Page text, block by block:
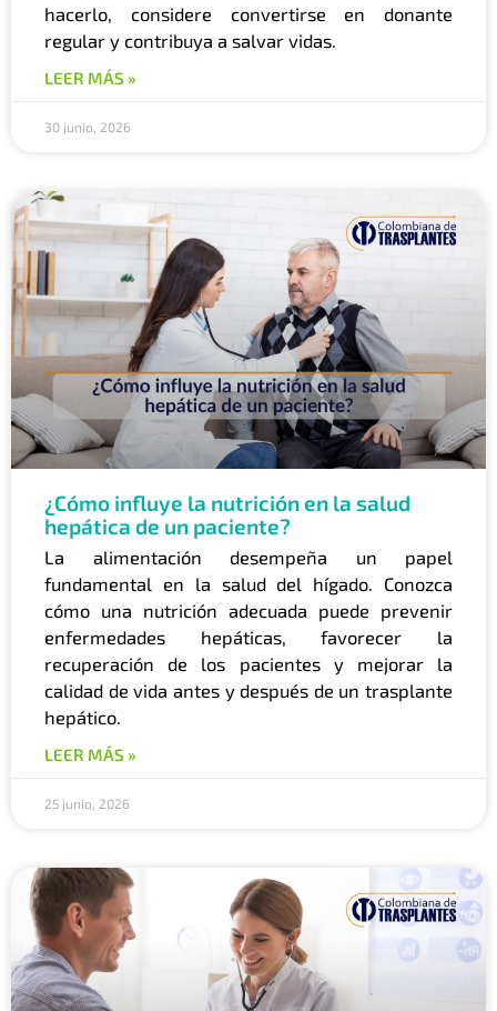
hacerlo, considere convertirse en donante
regular y contribuya a salvar vidas.
LEER MÁS »
30 junio, 2026
¿Cómo influye la nutrición en la salud
hepática de un paciente?
La alimentación desempeña un papel
fundamental en la salud del hígado. Conozca
cómo una nutrición adecuada puede prevenir
enfermedades hepáticas, favorecer la
recuperación de los pacientes y mejorar la
calidad de vida antes y después de un trasplante
hepático.
LEER MÁS »
25 junio, 2026